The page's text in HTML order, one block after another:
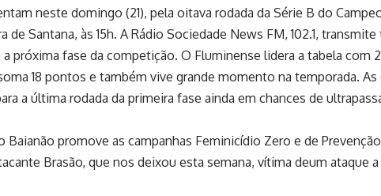
neste domingo (21), pela oitava rodada da Série B do
de Santana, às 15h. A Rádio Sociedade News FM, 102.1,
próxima fase da competição. O Fluminense lidera a tabela
18 pontos e também vive grande momento na temporada.
a última rodada da primeira fase ainda em chances de
Baianão promove as campanhas Feminicídio Zero e de
Brasão, que nos deixou esta semana, vítima deum ataque